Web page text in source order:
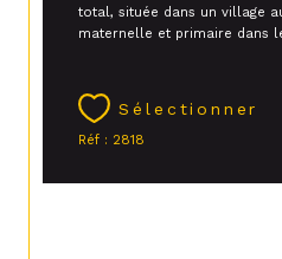
total, située dans un village
maternelle et primaire dans
Sélectionner
Réf : 2818